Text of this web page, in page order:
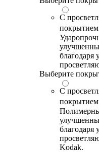
С
покрытием
Выберите
С
покрытием
Kodak.